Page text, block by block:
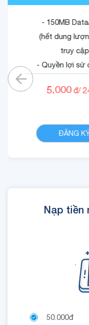
- 150MB
(hết dung
truy
- Quyền lợi sử
Game.
5.000đ/
ĐĂNG
Nạp tiền
.
50.000đ